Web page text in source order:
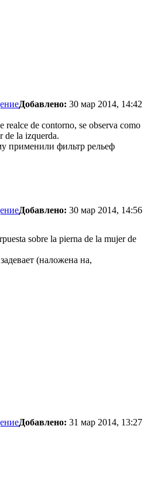
Добавлено: 30 мар 2014, 14:42
de contorno, se observa como
de la izquerda.
применили фильтр рельеф
Добавлено: 30 мар 2014, 14:56
sobre la pierna de la mujer de
(наложена на,
Добавлено: 31 мар 2014, 13:27